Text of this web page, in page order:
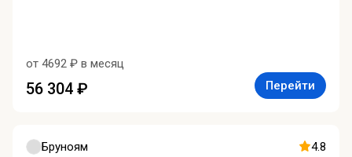
от 4692 ₽ в месяц
56 304 ₽ Перейти
Бруноям 4.8